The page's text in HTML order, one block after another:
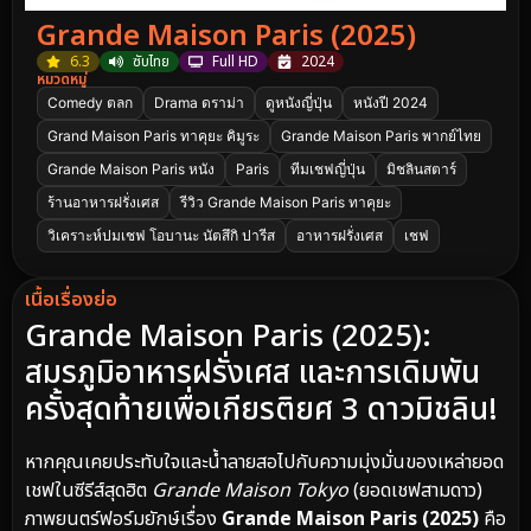
Grande Maison Paris (2025)
6.3 ซับไทย Full HD
2024
หมวดหมู่
Comedy ตลก Drama ดราม่า ดูหนังญี่ปุ่น
หนังปี 2024
Grand Maison Paris ทาคุยะ คิมูระ
Grande Maison Paris พากย์ไทย
Grande Maison Paris หนัง
Paris ทีมเชฟญี่ปุ่น
มิชลินสตาร์
ร้านอาหารฝรั่งเศส
รีวิว Grande Maison Paris ทาคุยะ
วิเคราะห์ปมเชฟ โอบานะ นัตสึกิ ปารีส
อาหารฝรั่งเศส เชฟ
เนื้อเรื่องย่อ
Grande Maison Paris (2025):
สมรภูมิอาหารฝรั่งเศส และการเดิมพัน
ครั้งสุดท้ายเพื่อเกียรติยศ 3 ดาวมิชลิน!
หากคุณเคยประทับใจและน้ำลายสอไปกับความมุ่งมั่นของเหล่ายอด
เชฟในซีรีส์สุดฮิต Grande Maison Tokyo(ยอดเชฟสามดาว)
ภาพยนตร์ฟอร์มยักษ์เรื่อง Grande Maison Paris (2025) คือ